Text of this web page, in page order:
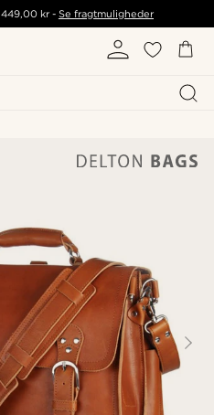
449,00 kr- Se fragtmuligheder